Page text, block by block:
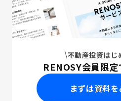
不動産投資はじ
RENOSY会員限定
まずは資料